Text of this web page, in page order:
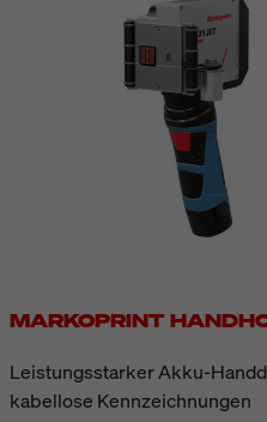
MARKOPRINT
Leistungsstarker Akku-
kabellose Kennzeichnungen